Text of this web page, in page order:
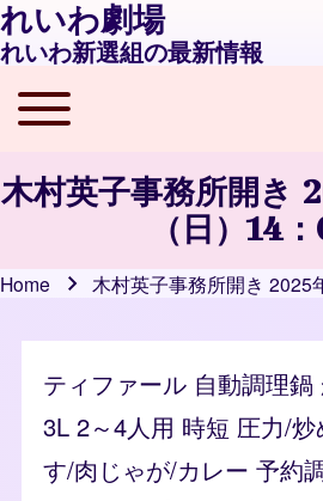
れいわ劇場
れいわ新選組の最新情報
Main navigation
Toggle main menu
木村英子事務所開き
（日）14
Home 木村英子事務所開き
ティファール 自動調理
3L 2～4人用 時短 圧力/
す/肉じゃが/カレー 予約